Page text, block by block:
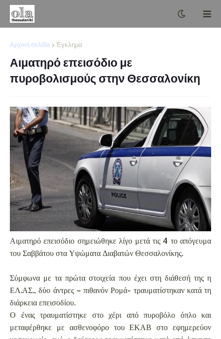
Αρχική σελίδα Έγκλημα
Αιματηρό επεισόδιο με
πυροβολισμούς στην Θεσσαλονίκη
Αιματηρό επεισόδιο σημειώθηκε λίγο μετά τις 4 το απόγευμα
του Σαββάτου στα Υψώματα Διαβατών Θεσσαλονίκης.
Σύμφωνα με τα πρώτα στοιχεία που έχει στη διάθεσή της η
ΕΛ.ΑΣ., δύο άντρες – πιθανόν Ρομά- τραυματίστηκαν κατά τη
διάρκεια επεισοδίου.
Ο ένας τραυματίστηκε στο χέρι από πυροβόλο όπλο και
μεταφέρθηκε με ασθενοφόρο του ΕΚΑΒ στο εφημερεύον